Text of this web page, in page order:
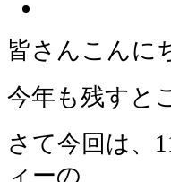
皆さんこんに
今年も残すと
さて今回は、
ィーの